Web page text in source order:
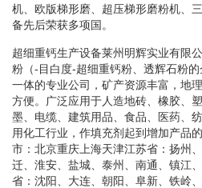
机、欧版梯形磨、超压梯形磨粉机、
备先后荣获多项国。
超细重钙生产设备莱州明辉实业有限
粉（-目白度-超细重钙粉、透辉石粉
一体的专业公司，矿产资源丰富，地
方便。广泛应用于人造地砖、橡胶、
墨、电缆、建筑用品、食品、医药、
用化工行业，作填充剂起到增加产品
市：北京重庆上海天津江苏省：扬州
迁、淮安、盐城、泰州、南通、镇江
省：沈阳、大连、朝阳、阜新、铁岭